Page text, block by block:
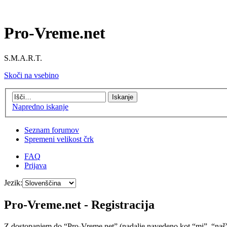
Pro-Vreme.net
S.M.A.R.T.
Skoči na vsebino
Napredno iskanje
Seznam forumov
Spremeni velikost črk
FAQ
Prijava
Jezik:
Pro-Vreme.net - Registracija